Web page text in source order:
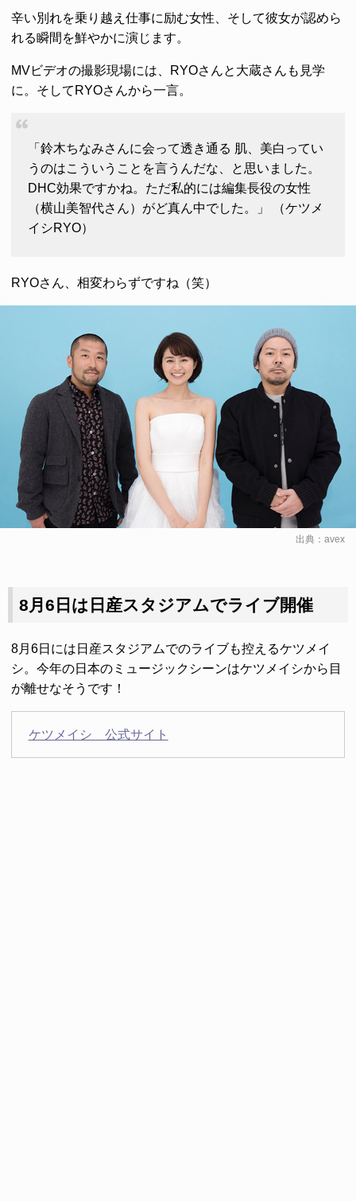
辛い別れを乗り越え仕事に励む女性、そして彼女が認めら
れる瞬間を鮮やかに演じます。
MVビデオの撮影現場には、RYOさんと大蔵さんも見学
に。そしてRYOさんから一言。
「鈴木ちなみさんに会って透き通る 肌、美白ってい
うのはこういうことを言うんだな、と思いました。
DHC効果ですかね。ただ私的には編集長役の女性
（横山美智代さん）がど真ん中でした。」 （ケツメ
イシRYO）
RYOさん、相変わらずですね（笑）
出典：avex
8月6日は日産スタジアムでライブ開催
8月6日には日産スタジアムでのライブも控えるケツメイ
シ。今年の日本のミュージックシーンはケツメイシから目
が離せなそうです！
ケツメイシ 公式サイト